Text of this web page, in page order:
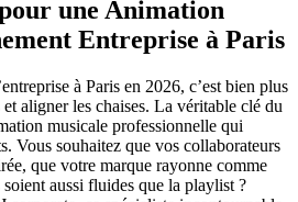
une Animation
Entreprise à Paris
à Paris en 2026, c’est bien plus
aligner les chaises. La véritable clé du
musicale professionnelle qui
Vous souhaitez que vos collaborateurs
que votre marque rayonne comme
soient aussi fluides que la playlist ?